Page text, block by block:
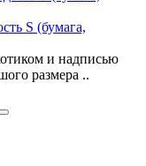
S (бумага,
и надписью
размера ..